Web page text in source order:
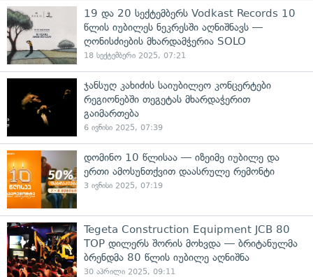
19 და 20 სექტემბერს Vodkast Records 10
წლის იუბილეს ნეკრესში აღნიშნავს —
ღონისძიების მხარდამჭერია SOLO
18 სექტემბერი 2025, 07:21
ჯანსუღ კახიძის საიუბილეო კონცერტები
რეგიონებში თეგეტას მხარდაჭერით
გაიმართება
6 ივნისი 2025, 07:39
დომინო 10 წლისაა — იზეიმე იუბილე და
ერთი ამოსუნთქვით დაასრულე რემონტი
3 ივნისი 2025, 07:19
Tegeta Construction Equipment JCB 80
TOP დილერს შორის მოხვდა — ბრიტანულმა
ბრენდმა 80 წლის იუბილე აღნიშნა
30 აპრილი 2025, 09:11